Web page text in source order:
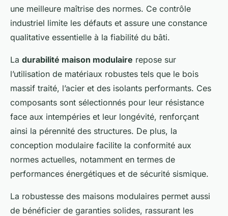
une meilleure maîtrise des normes. Ce contrôle
industriel limite les défauts et assure une constance
qualitative essentielle à la fiabilité du bâti.
La durabilité maison modulaire repose sur
l’utilisation de matériaux robustes tels que le bois
massif traité, l’acier et des isolants performants. Ces
composants sont sélectionnés pour leur résistance
face aux intempéries et leur longévité, renforçant
ainsi la pérennité des structures. De plus, la
conception modulaire facilite la conformité aux
normes actuelles, notamment en termes de
performances énergétiques et de sécurité sismique.
La robustesse des maisons modulaires permet aussi
de bénéficier de garanties solides, rassurant les